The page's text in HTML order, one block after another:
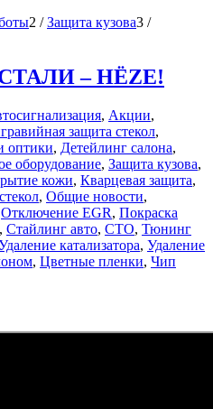
2 / Защита кузова3 /
– HËZE!
, Акции,
защита стекол,
оптики, Детейлинг салона,
оборудование, Защита кузова,
кожи, Кварцевая защита,
, Общие новости,
Отключение EGR, Покраска
, Стайлинг авто, СТО, Тюнинг
катализатора, Удаление
, Цветные пленки, Чип